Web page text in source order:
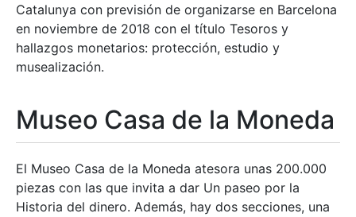
Catalunya con previsión de organizarse en Barcelona
en noviembre de 2018 con el título Tesoros y
hallazgos monetarios: protección, estudio y
musealización.
Museo Casa de la Moneda
El Museo Casa de la Moneda atesora unas 200.000
piezas con las que invita a dar Un paseo por la
Historia del dinero. Además, hay dos secciones, una